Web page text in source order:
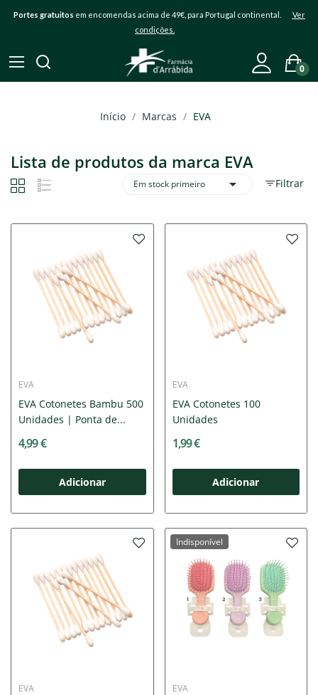
Portes gratuitos em encomendas acima de 49€, para Portugal continental. Ver
condições.
0
Início Marcas EVA
Lista de produtos da marca EVA
Filtrar
Em stock primeiro 
EVA
EVA Cotonetes Bambu 500
Unidades | Ponta de...
4,99 €
Adicionar
EVA
EVA Cotonetes 100
Unidades
1,99 €
Adicionar
EVA
Indisponível
EVA